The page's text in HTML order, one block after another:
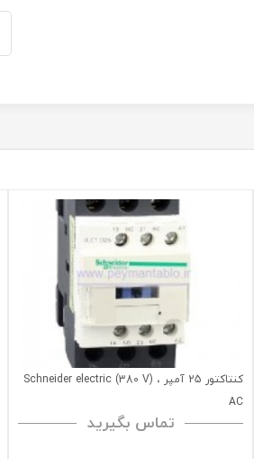
کنتاکتور 25 آمپر ، (Schneider electric (380 V
AC
تماس بگیرید